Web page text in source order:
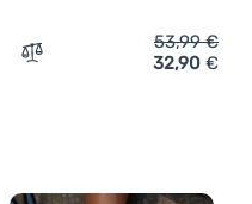
Accy Stainless
Zum Vergleich 'Kochtopf
53,99€
32,90 €